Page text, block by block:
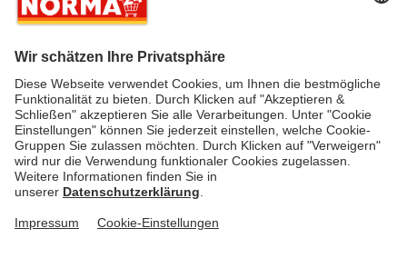
* Greifen Sie schnell zu! Alle angegebenen Preise in Euro und inklusive der
gesetzlichen Mehrwertsteuer. Irrtümer durch Schreib-, Programmier- und
AGB
Verantwortung / CSR Newsletter